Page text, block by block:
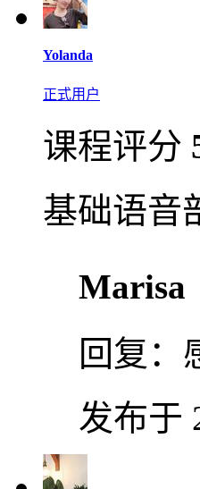
Yolanda
正式用户
课程评分
基础语音
Marisa
回复：
发布于